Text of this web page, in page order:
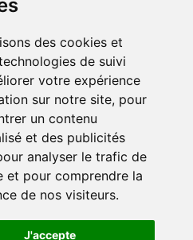
des cookies et
de suivi
votre expérience
sur notre site, pour
un contenu
et des publicités
analyser le trafic de
et pour comprendre la
de nos visiteurs.
J'accepte